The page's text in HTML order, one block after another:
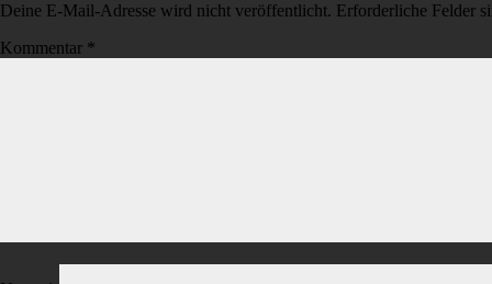
Deine E-Mail-Adresse wird nicht veröffentlicht. Erforderliche Felder
Kommentar *